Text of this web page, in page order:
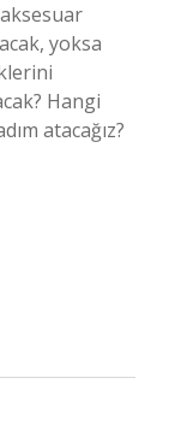
yoksa
Hangi
atacağız?